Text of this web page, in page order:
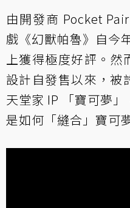
由開發商 Pocket
戲《幻獸帕魯》自今
上獲得極度好評。然
設計自發售以來，被
天堂家 IP 「寶可夢
是如何「縫合」寶可